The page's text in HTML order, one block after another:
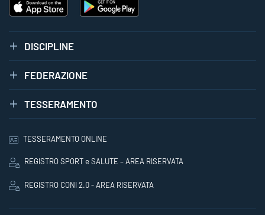
DISCIPLINE
FEDERAZIONE
TESSERAMENTO
TESSERAMENTO ONLINE
REGISTRO SPORT e SALUTE – AREA RISERVATA
REGISTRO CONI 2.0 - AREA RISERVATA